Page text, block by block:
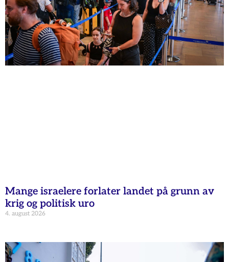
Mange israelere forlater landet på grunn av
krig og politisk uro
4. august 2026